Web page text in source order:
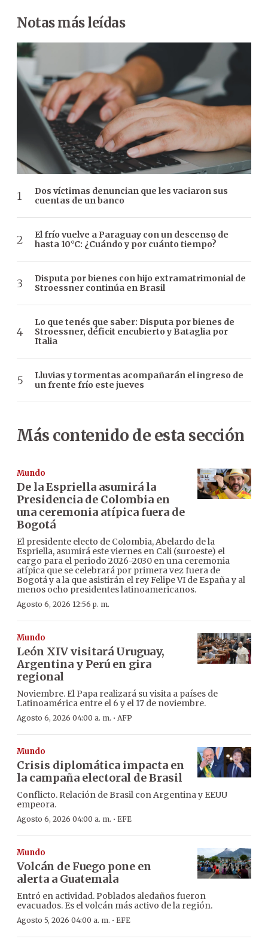
Notas más leídas
Dos víctimas denuncian que les vaciaron sus
cuentas de un banco
El frío vuelve a Paraguay con un descenso de
hasta 10°C: ¿Cuándo y por cuánto tiempo?
Disputa por bienes con hijo extramatrimonial de
Stroessner continúa en Brasil
Lo que tenés que saber: Disputa por bienes de
Stroessner, déficit encubierto y Bataglia por
Italia
Lluvias y tormentas acompañarán el ingreso de
un frente frío este jueves
Más contenido de esta sección
Mundo
De la Espriella asumirá la
Presidencia de Colombia en
una ceremonia atípica fuera de
Bogotá
El presidente electo de Colombia, Abelardo de la
Espriella, asumirá este viernes en Cali (suroeste) el
cargo para el periodo 2026-2030 en una ceremonia
atípica que se celebrará por primera vez fuera de
Bogotá y a la que asistirán el rey Felipe VI de España y al
menos ocho presidentes latinoamericanos.
Agosto 6, 2026 12:56 p. m.
Mundo
León XIV visitará Uruguay,
Argentina y Perú en gira
regional
Noviembre. El Papa realizará su visita a países de
Latinoamérica entre el 6 y el 17 de noviembre.
Agosto 6, 2026 04:00 a. m. · AFP
Mundo
Crisis diplomática impacta en
la campaña electoral de Brasil
Conflicto. Relación de Brasil con Argentina y EEUU
empeora.
Agosto 6, 2026 04:00 a. m. · EFE
Mundo
Volcán de Fuego pone en
alerta a Guatemala
Entró en actividad. Poblados aledaños fueron
evacuados. Es el volcán más activo de la región.
Agosto 5, 2026 04:00 a. m. · EFE